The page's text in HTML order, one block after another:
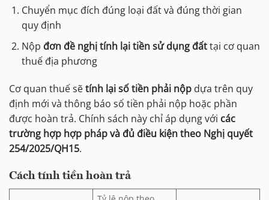
Chuyển mục đích đúng loại đất và đúng thời gian
quy định
Nộp đơn đề nghị tính lại tiền sử dụng đấttại cơ quan
thuế địa phương
Cơ quan thuế sẽtính lại số tiền phải nộp dựa trên quy
định mới và thông báo số tiền phải nộp hoặc phần
được hoàn trả. Chính sách này chỉ áp dụng với các
trường hợp hợp pháp và đủ điều kiện theo Nghị quyết
254/2025/QH15.
Cách tính tiền hoàn trả